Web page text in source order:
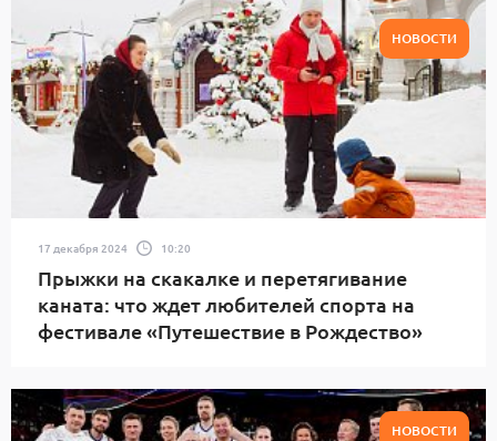
НОВОСТИ
17 декабря 2024 10:20
Прыжки на скакалке и перетягивание
каната: что ждет любителей спорта на
фестивале «Путешествие в Рождество»
НОВОСТИ